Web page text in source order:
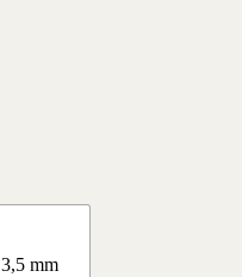
3,5 mm